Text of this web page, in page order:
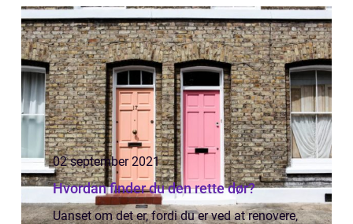
idyllisk måde at transportere sig...
02 september 2021
Hvordan finder du den rette dør?
Uanset om det er, fordi du er ved at renovere,